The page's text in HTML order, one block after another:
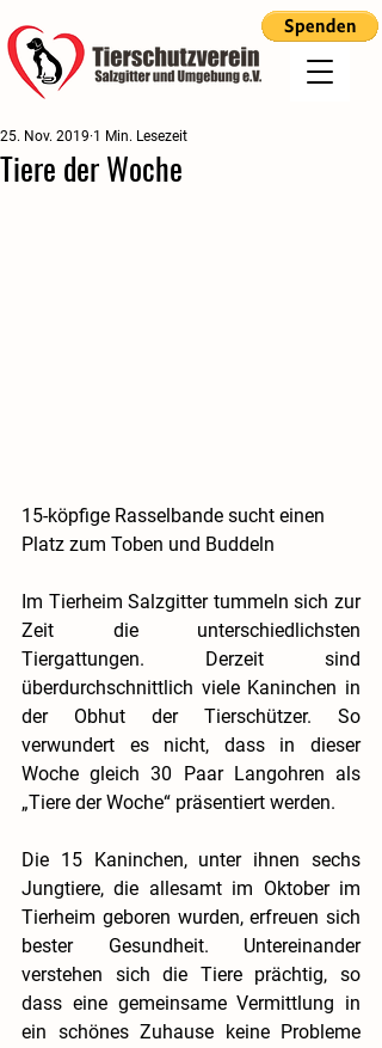
Tiere der Woche
25. Nov. 2019 1 Min. Lesezeit
15-köpfige Rasselbande sucht einen
Platz zum Toben und Buddeln
Im Tierheim Salzgitter tummeln sich zur
Zeit die unterschiedlichsten
Tiergattungen. Derzeit sind
überdurchschnittlich viele Kaninchen in
der Obhut der Tierschützer. So
verwundert es nicht, dass in dieser
Woche gleich 30 Paar Langohren als
„Tiere der Woche“ präsentiert werden.
Die 15 Kaninchen, unter ihnen sechs
Jungtiere, die allesamt im Oktober im
Tierheim geboren wurden, erfreuen sich
bester Gesundheit. Untereinander
verstehen sich die Tiere prächtig, so
dass eine gemeinsame Vermittlung in
ein schönes Zuhause keine Probleme